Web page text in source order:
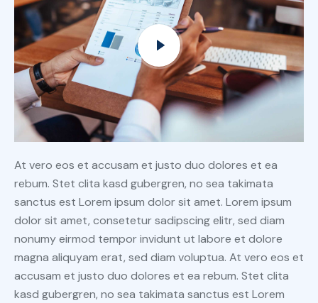
At vero eos et accusam et justo duo dolores et ea
rebum. Stet clita kasd gubergren, no sea takimata
sanctus est Lorem ipsum dolor sit amet. Lorem ipsum
dolor sit amet, consetetur sadipscing elitr, sed diam
nonumy eirmod tempor invidunt ut labore et dolore
magna aliquyam erat, sed diam voluptua. At vero eos et
accusam et justo duo dolores et ea rebum. Stet clita
kasd gubergren, no sea takimata sanctus est Lorem